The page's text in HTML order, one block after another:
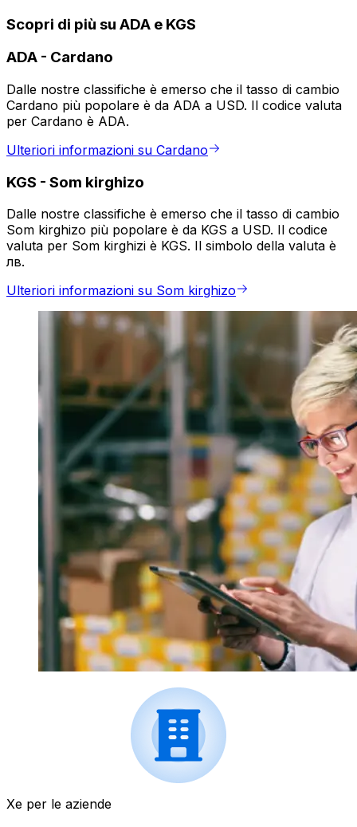
Scopri di più su ADA e KGS
ADA - Cardano
Dalle nostre classifiche è emerso che il tasso di cambio
Cardano più popolare è da ADA a USD. Il codice valuta
per Cardano è ADA.
Ulteriori informazioni su Cardano
KGS - Som kirghizo
Dalle nostre classifiche è emerso che il tasso di cambio
Som kirghizo più popolare è da KGS a USD. Il codice
valuta per Som kirghizi è KGS. Il simbolo della valuta è
лв.
Ulteriori informazioni su Som kirghizo
Xe per le aziende